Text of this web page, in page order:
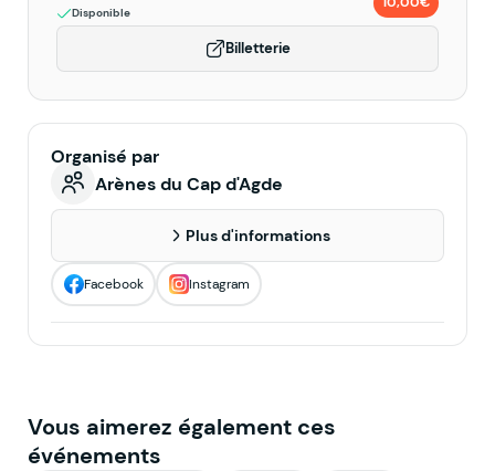
Disponible
Billetterie
Organisé par
Arènes du Cap d'Agde
Plus d'informations
Facebook Instagram
Vous aimerez également ces
événements